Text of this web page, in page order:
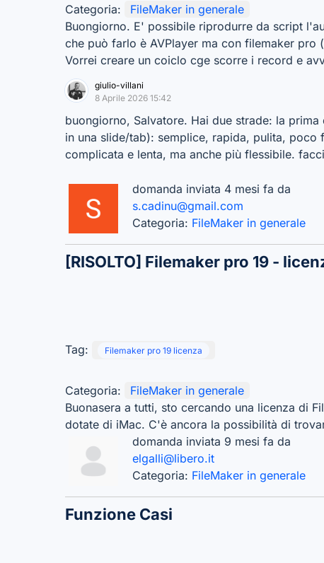
Categoria:
FileMaker in generale
Buongiorno. E' possibile riprodurre da script
che può farlo è AVPlayer ma con filemaker
Vorrei creare un coiclo cge scorre i record e
giulio-villani
8 Aprile 2026 15:42
buongiorno, Salvatore. Hai due strade: la
in una slide/tab): semplice, rapida, pulita,
complicata e lenta, ma anche più flessibile.
domanda inviata 4 mesi fa da
s.cadinu@gmail.com
Categoria: FileMaker in generale
[RISOLTO] Filemaker pro 19 -
Tag: Filemaker pro 19 licenza
Categoria:
FileMaker in generale
Buonasera a tutti, sto cercando una licenza di
dotate di iMac. C'è ancora la possibilità di
domanda inviata 9 mesi fa da
elgalli@libero.it
Categoria: FileMaker in generale
Funzione Casi